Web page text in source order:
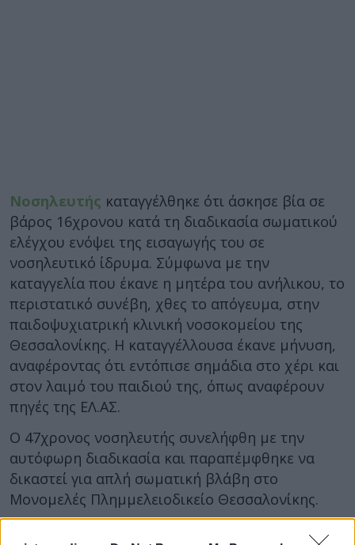
Νοσηλευτής καταγγέλθηκε ότι άσκησε βία σε
βάρος 16χρονου κατά τη διαδικασία σωματικού
ελέγχου ενόψει της εισαγωγής του σε
νοσηλευτικό ίδρυμα. Σύμφωνα με την
καταγγελία που έκανε η μητέρα του ανήλικου, το
περιστατικό συνέβη, χθες το απόγευμα, στην
παιδοψυχιατρική κλινική νοσοκομείου της
Θεσσαλονίκης. Η καταγγέλλουσα έκανε μήνυση,
αναφέροντας ότι εντόπισε σημάδια στο χέρι και
στον λαιμό του παιδιού της, όπως αναφέρουν
πηγές της ΕΛ.ΑΣ.
Ο 47χρονος νοσηλευτής συνελήφθη με την
αυτόφωρη διαδικασία και παραπέμφθηκε να
δικαστεί για απλή σωματική βλάβη στο
Μονομελές Πλημμελειοδικείο Θεσσαλονίκης.